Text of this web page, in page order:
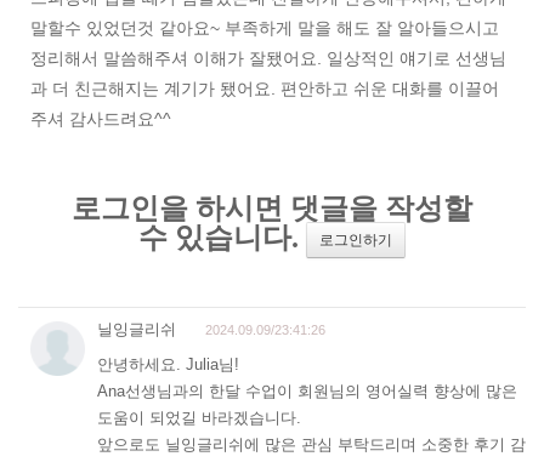
말할수 있었던것 같아요~ 부족하게 말을 해도 잘 알아들으시고
정리해서 말씀해주셔 이해가 잘됐어요. 일상적인 얘기로 선생님
과 더 친근해지는 계기가 됐어요. 편안하고 쉬운 대화를 이끌어
주셔 감사드려요^^